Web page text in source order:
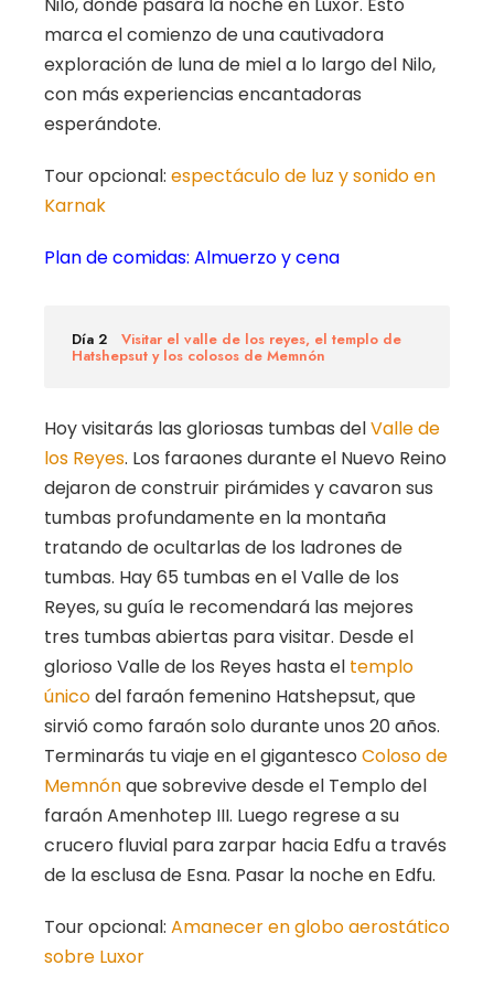
marca el comienzo de una cautivadora
exploración de luna de miel a lo largo del Nilo,
con más experiencias encantadoras
esperándote.
Tour opcional: espectáculo de luz y sonido en
Karnak
Plan de comidas: Almuerzo y cena
Día 2 Visitar el valle de los reyes, el templo de
Hatshepsut y los colosos de Memnón
Hoy visitarás las gloriosas tumbas delValle de
los Reyes. Los faraones durante el Nuevo Reino
dejaron de construir pirámides y cavaron sus
tumbas profundamente en la montaña
tratando de ocultarlas de los ladrones de
tumbas. Hay 65 tumbas en el Valle de los
Reyes, su guía le recomendará las mejores
tres tumbas abiertas para visitar. Desde el
glorioso Valle de los Reyes hasta el templo
únicodel faraón femenino Hatshepsut, que
sirvió como faraón solo durante unos 20 años.
Terminarás tu viaje en el gigantesco Coloso de
Memnónque sobrevive desde el Templo del
faraón Amenhotep III. Luego regrese a su
crucero fluvial para zarpar hacia Edfu a través
de la esclusa de Esna. Pasar la noche en Edfu.
Tour opcional: Amanecer en globo aerostático
sobre Luxor